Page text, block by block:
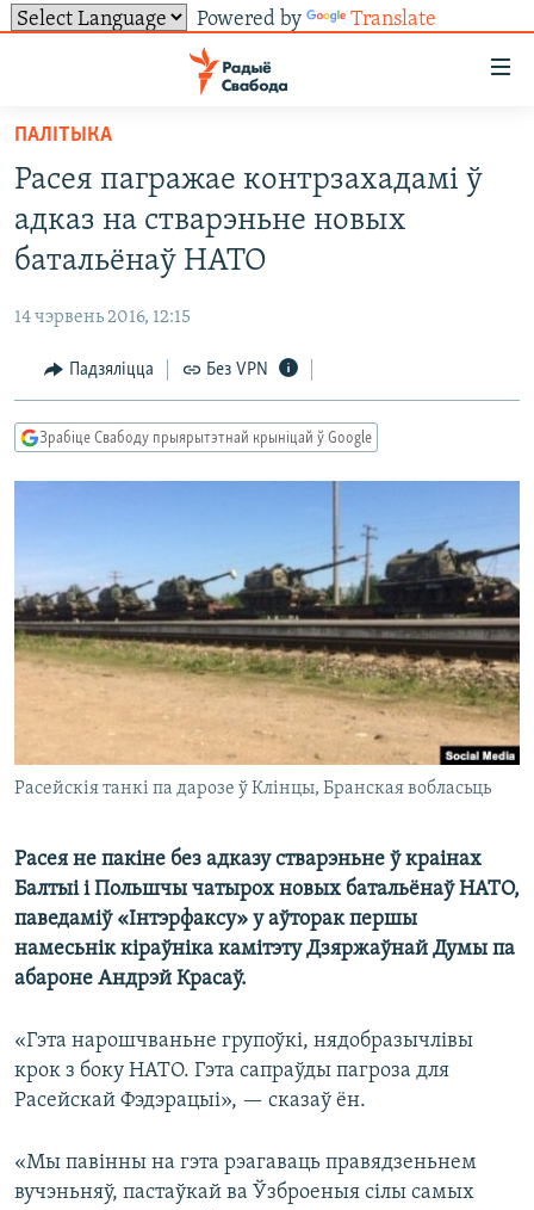
Powered by Translate
ўнівэрсальнага
доступу
Перайсьці
да
галоўнага
зьместу
да
навігацыі
Перайсьці
да
ПАЛІТЫКА
ЭКАНОМІКА
КАЛЯНДАР
ТОЛЬКІ НА СВАБОДЗЕ
ГІСТОРЫЯ НА СВАБОДЗЕ
ПАДКАСТЫ
НА ХВАЛЯХ СВАБОДЫ
СУВЯЗЬ
ПАДЗЯЛІЦЦА ІНФАРМАЦЫЯЙ
RSS
ПАДКАСТЫ
ПАЛІТЫКА
Расея пагражае контрзахадамі ў
адказ на стварэньне новых
батальёнаў НАТО
14 чэрвень 2016, 12:15
Падзяліцца Без VPN
Зрабіце Свабоду прыярытэтнай крыніцай ў Google
Расейскія танкі па дарозе ў Клінцы, Бранская вобласьць
Расея не пакіне без адказу стварэньне ў краінах
Балтыі і Польшчы чатырох новых батальёнаў НАТО,
паведаміў «Інтэрфаксу» у аўторак першы
намесьнік кіраўніка камітэту Дзяржаўнай Думы па
абароне Андрэй Красаў.
«Гэта нарошчваньне групоўкі, нядобразычлівы
крок з боку НАТО. Гэта сапраўды пагроза для
Расейскай Фэдэрацыі», — сказаў ён.
«Мы павінны на гэта рэагаваць правядзеньнем
вучэньняў, пастаўкай ва Ўзброеныя сілы самых